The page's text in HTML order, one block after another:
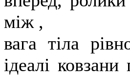
між ,
вага тіла
ідеалі